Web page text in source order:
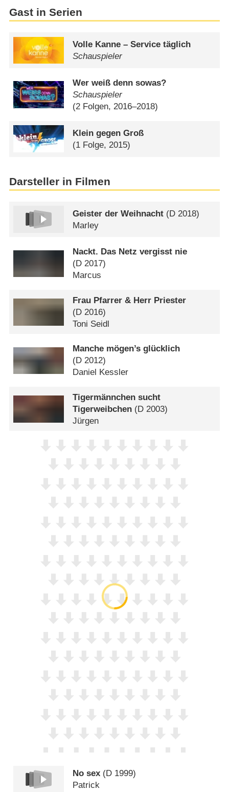
Gast in Serien
Volle Kanne – Service täglich
Schauspieler
Wer weiß denn sowas?
Schauspieler
(2 Folgen, 2016–2018)
Klein gegen Groß
(1 Folge, 2015)
Darsteller in Filmen
Geister der Weihnacht (D 2018)
Marley
Nackt. Das Netz vergisst nie
(D 2017)
Marcus
Frau Pfarrer & Herr Priester
(D 2016)
Toni Seidl
Manche mögen’s glücklich
(D 2012)
Daniel Kessler
Tigermännchen sucht
Tigerweibchen (D 2003)
Jürgen
No sex (D 1999)
Patrick